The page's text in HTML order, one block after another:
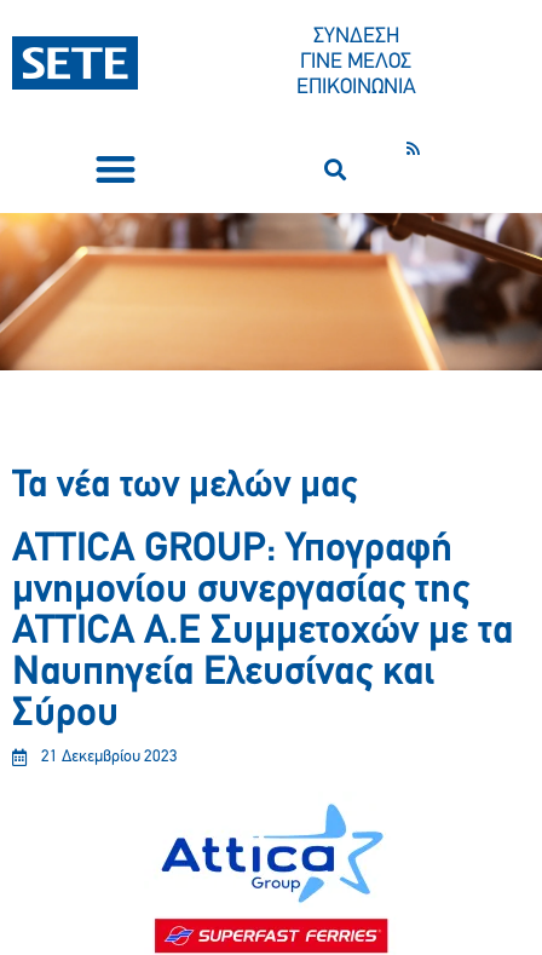
ΣΥΝΔΕΣΗ
ΓΙΝΕ ΜΕΛΟΣ
ΕΠΙΚΟΙΝΩΝΙΑ
Τα νέα των μελών μας
ATTICA GROUP: Υπογραφή
μνημονίου συνεργασίας της
ATTICA A.E Συμμετοχών με τα
Ναυπηγεία Ελευσίνας και
Σύρου
21 Δεκεμβρίου 2023